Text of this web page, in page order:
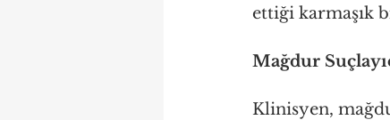
ettiği karmaşık
Mağdur
Klinisyen,